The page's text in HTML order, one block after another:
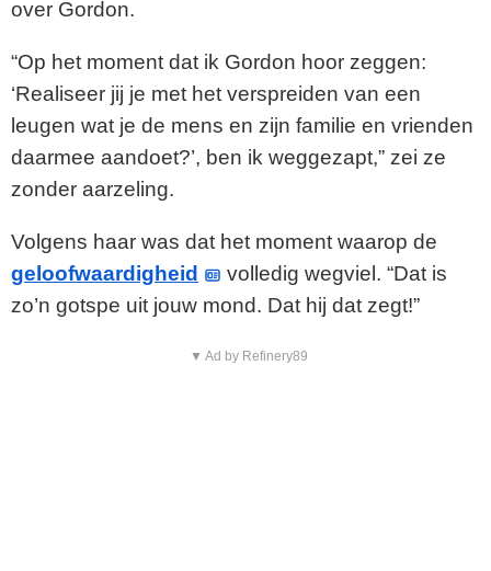
over Gordon.
“Op het moment dat ik Gordon hoor zeggen:
‘Realiseer jij je met het verspreiden van een
leugen wat je de mens en zijn familie en vrienden
daarmee aandoet?’, ben ik weggezapt,” zei ze
zonder aarzeling.
Volgens haar was dat het moment waarop de
geloofwaardigheid
volledig wegviel. “Dat is
zo’n gotspe uit jouw mond. Dat hij dat zegt!”
▼ Ad by Refinery89